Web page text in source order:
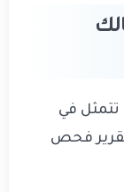
تتمثل في
فحص